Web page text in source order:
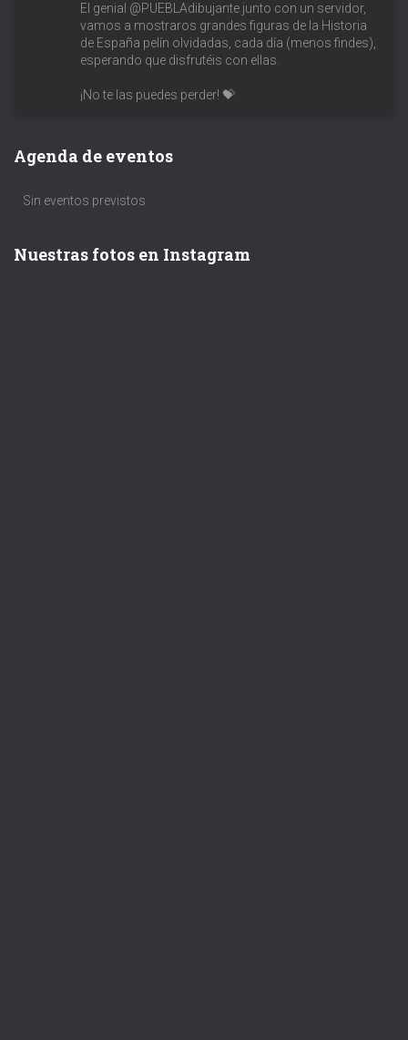
El genial @PUEBLAdibujante junto con un servidor,
vamos a mostraros grandes figuras de la Historia
de España pelín olvidadas, cada día (menos findes),
esperando que disfrutéis con ellas.
¡No te las puedes perder! 💝
Agenda de eventos
Sin eventos previstos
Nuestras fotos en Instagram